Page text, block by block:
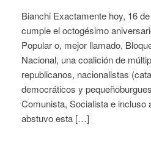
Bianchi Exactamente hoy, 16
cumple el octogésimo
Popular o, mejor llamado,
Nacional, una coalición de
republicanos, nacionalistas
democráticos y
Comunista, Socialista e incluso
abstuvo esta […]